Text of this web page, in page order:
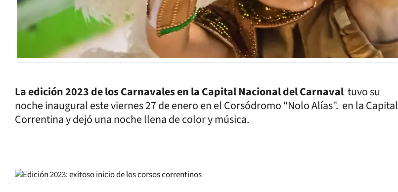
La edición 2023 de los Carnavales en la Capital Nacional del Carnaval tuvo su
noche inaugural este viernes 27 de enero en el Corsódromo "Nolo Alías". en la Capital
Correntina y dejó una noche llena de color y música.